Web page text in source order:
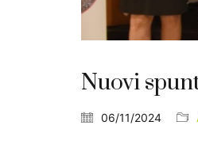
Nuovi
06/11/2024